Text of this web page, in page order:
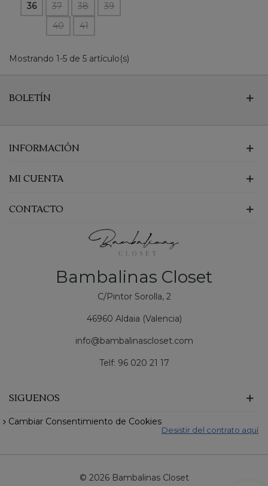
36 37 38
39
40
41
Mostrando 1-5 de 5 artículo(s)
BOLETÍN
INFORMACIÓN
MI CUENTA
CONTACTO
Bambalinas Closet
C/Pintor Sorolla, 2
46960 Aldaia (Valencia)
info@bambalinascloset.com
Telf: 96 020 21 17
SIGUENOS
Cambiar Consentimiento de Cookies
Desistir del contrato aquí
© 2026 Bambalinas Closet